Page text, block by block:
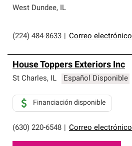
West Dundee, IL
(224) 484-8633 Correo electrónico
House Toppers Exteriors Inc
St Charles, IL Español Disponible
(630) 220-6548 Correo electrónico
Financiación disponible